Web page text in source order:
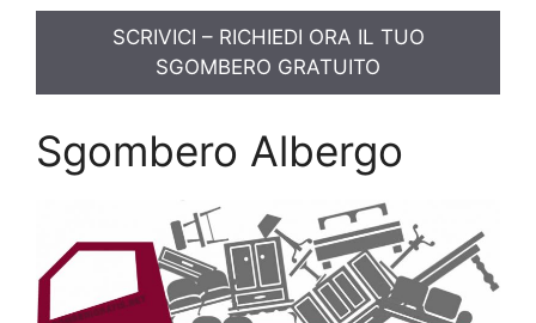
SCRIVICI – RICHIEDI ORA IL TUO
SGOMBERO GRATUITO
Sgombero Albergo